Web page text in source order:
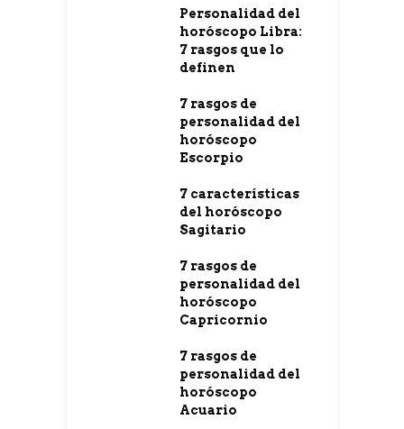
Personalidad del
horóscopo Libra:
7 rasgos que lo
definen
7 rasgos de
personalidad del
horóscopo
Escorpio
7 características
del horóscopo
Sagitario
7 rasgos de
personalidad del
horóscopo
Capricornio
7 rasgos de
personalidad del
horóscopo
Acuario